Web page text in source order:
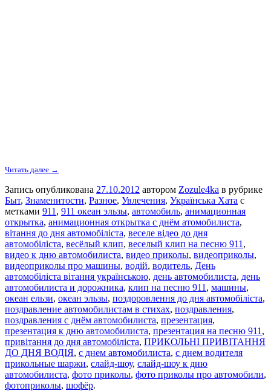
Читать далее →
Запись опубликована 27.10.2012 автором Zozule4ka в рубрике
Быт, Знаменитости, Разное, Увлечения, Українська Хата с
метками 911 , 911 океан эльзы, автомобиль, анимационная
открытка, анимационная открытка с днём атомобилиста,
вітання до дня автомобіліста, веселе відео до дня
автомобіліста, весёлый клип, веселый клип на песню 911 ,
видео к дню автомобилиста, видео приколы, видеоприколы,
видеоприколы про машины, водій, водитель, День
автомобіліста вітання українською, день автомобилиста, день
автомобилиста и дорожника, клип на песню 911 , машины,
океан ельзи, океан эльзы, поздоровлення до дня автомобіліста,
поздравление автомобилистам в стихах, поздравления,
поздравления с днём автомобилиста, презентация,
презентация к дню автомобилиста, презентация на песню 911 ,
привітання до дня автомобіліста, ПРИКОЛЬНІ ПРИВІТАННЯ
ДО ДНЯ ВОДІЯ, с днем автомобилиста, с днем водителя
прикольные шаржи, слайд-шоу, слайд-шоу к дню
автомобилиста, фото приколы, фото приколы про автомобили,
фотоприколы, шофёр.